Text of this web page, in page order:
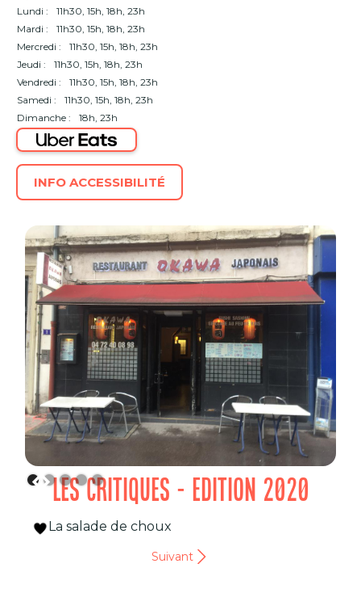
Lundi :
11h30, 15h, 18h, 23h
Mardi :
11h30, 15h, 18h, 23h
Mercredi :
11h30, 15h, 18h, 23h
Jeudi :
11h30, 15h, 18h, 23h
Vendredi :
11h30, 15h, 18h, 23h
Samedi :
11h30, 15h, 18h, 23h
Dimanche :
18h, 23h
INFO ACCESSIBILITÉ
LES CRITIQUES - EDITION 2020
La salade de choux
Suivant